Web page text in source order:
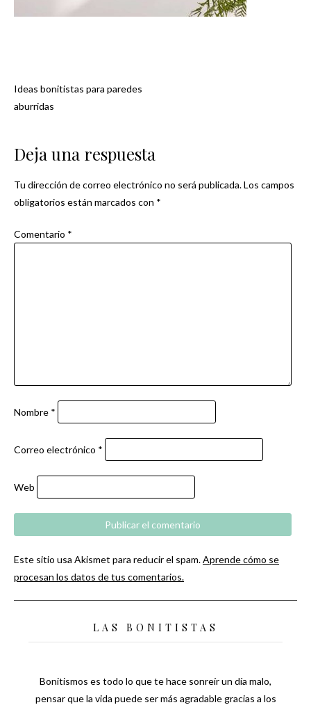
Navegación
Ideas bonitistas para paredes
aburridas
Deja una respuesta
Tu dirección de correo electrónico no será publicada.Los campos
obligatorios están marcados con *
Comentario *
Nombre *
Correo electrónico *
Web
Este sitio usa Akismet para reducir el spam.Aprende cómo se
procesan los datos de tus comentarios.
LAS BONITISTAS
Bonitismos es todo lo que te hace sonreír un día malo,
pensar que la vida puede ser más agradable gracias a los